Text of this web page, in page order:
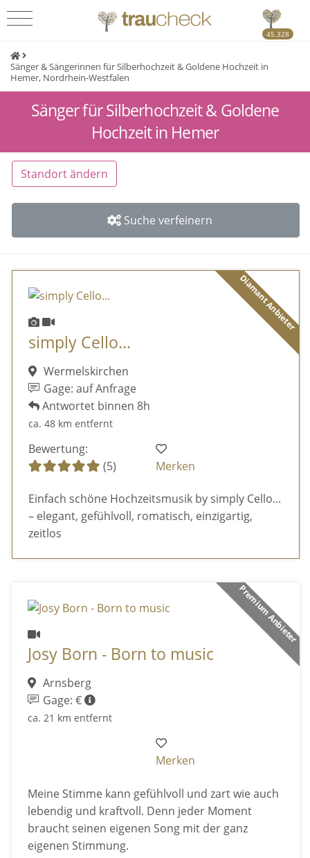
45.328
Sänger & Sängerinnen für Silberhochzeit & Goldene Hochzeit in
Hemer, Nordrhein-Westfalen
Sänger für Silberhochzeit & Goldene
Hochzeit in Hemer
Standort ändern
Suche verfeinern
Diamant Anbieter
simply Cello...
Wermelskirchen
Gage: auf Anfrage
Antwortet binnen 8h
ca. 48 km entfernt
Bewertung:
(5)
Merken
Einfach schöne Hochzeitsmusik by simply Cello...
– elegant, gefühlvoll, romatisch, einzigartig,
zeitlos
Premium Anbieter
Josy Born - Born to music
Arnsberg
Gage: €
ca. 21 km entfernt
Merken
Meine Stimme kann gefühlvoll und zart wie auch
lebendig und kraftvoll. Denn jeder Moment
braucht seinen eigenen Song mit der ganz
eigenen Stimmung.